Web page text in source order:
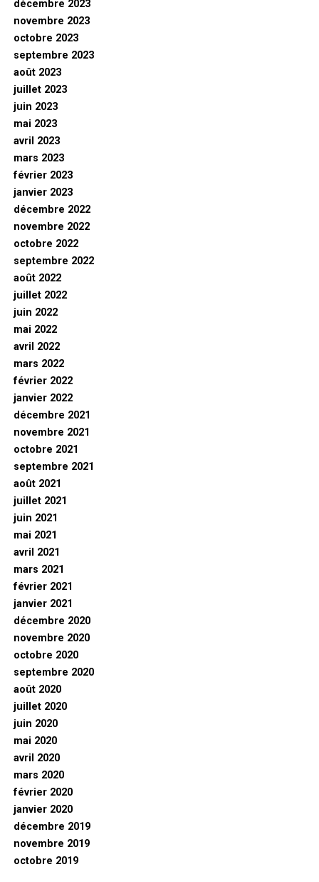
décembre 2023
novembre 2023
octobre 2023
septembre 2023
août 2023
juillet 2023
juin 2023
mai 2023
avril 2023
mars 2023
février 2023
janvier 2023
décembre 2022
novembre 2022
octobre 2022
septembre 2022
août 2022
juillet 2022
juin 2022
mai 2022
avril 2022
mars 2022
février 2022
janvier 2022
décembre 2021
novembre 2021
octobre 2021
septembre 2021
août 2021
juillet 2021
juin 2021
mai 2021
avril 2021
mars 2021
février 2021
janvier 2021
décembre 2020
novembre 2020
octobre 2020
septembre 2020
août 2020
juillet 2020
juin 2020
mai 2020
avril 2020
mars 2020
février 2020
janvier 2020
décembre 2019
novembre 2019
octobre 2019